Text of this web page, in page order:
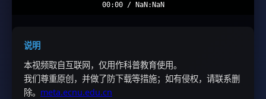
00:00 / NaN:NaN
说明
本视频取自互联网，仅用作科普教育使用。
我们尊重原创，并做了防下载等措施；如有侵权，请联系删
除。 meta.ecnu.edu.cn